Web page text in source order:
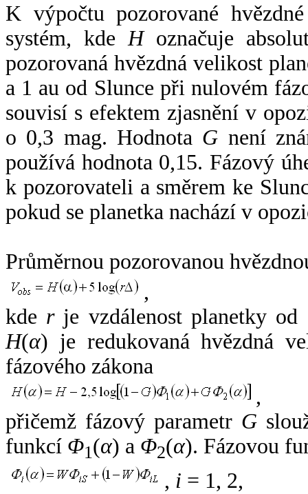
K výpočtu pozorované
systém, kde Hoznačuje
pozorovaná hvězdná velikost
a 1 au od Slunce při nulovém
souvisí s efektem zjasnění v
o 0,3 mag. Hodnota G není
používá hodnota 0,15. Fázový
k pozorovateli a směrem ke
pokud se planetka nachází v
Průměrnou pozorovanou
,
kde rje vzdálenost planetky od
H(α) je redukovaná hvězdná
fázového zákona
,
přičemž fázový parametr G
funkcí Φ1(α) a Φ2(α). Fázovou
, i = 1, 2,